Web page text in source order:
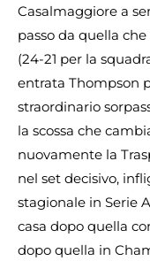
Casalmaggiore a
passo da quella
(24-21 per la
entrata Thompson
straordinario
la scossa che
nuovamente la
nel set decisivo,
stagionale in Serie
casa dopo quella
dopo quella in